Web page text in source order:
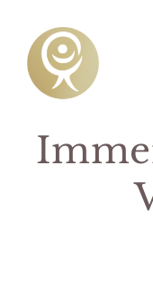
Inhalt
springen